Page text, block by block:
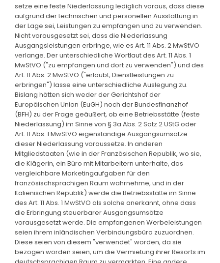
setze eine feste Niederlassung lediglich voraus, dass diese
aufgrund der technischen und personellen Ausstattung in
der Lage sei, Leistungen zu empfangen und zu verwenden.
Nicht vorausgesetzt sei, dass die Niederlassung
Ausgangsleistungen erbringe, wie es Art. 11 Abs. 2 MwStVO
verlange. Der unterschiedliche Wortlaut des Art. 11 Abs. 1
MwStVO ("zu empfangen und dort zu verwenden") und des
Art. 11 Abs. 2 MwStVO ("erlaubt, Dienstleistungen zu
erbringen") lasse eine unterschiedliche Auslegung zu.
Bislang hätten sich weder der Gerichtshof der
Europäischen Union (EuGH) noch der Bundesfinanzhof
(BFH) zu der Frage geäußert, ob eine Betriebsstätte (feste
Niederlassung) im Sinne von § 3a Abs. 2 Satz 2 UStG oder
Art. 11 Abs. 1 MwStVO eigenständige Ausgangsumsätze
dieser Niederlassung voraussetze. In anderen
Mitgliedstaaten (wie in der Französischen Republik, wo sie,
die Klägerin, ein Büro mit Mitarbeitern unterhalte, das
vergleichbare Marketingaufgaben für den
französischsprachigen Raum wahrnehme, und in der
Italienischen Republik) werde die Betriebsstätte im Sinne
des Art. 11 Abs. 1 MwStVO als solche anerkannt, ohne dass
die Erbringung steuerbarer Ausgangsumsätze
vorausgesetzt werde. Die empfangenen Werbeleistungen
seien ihrem inländischen Verbindungsbüro zuzuordnen.
Diese seien von diesem "verwendet" worden, da sie
bezogen worden seien, um die Vermietung ihrer Resorts im